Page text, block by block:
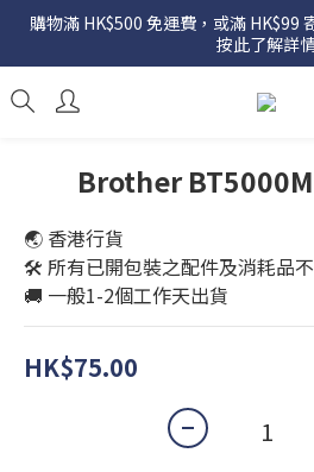
購物滿 HK$500 免運費，或滿 HK$99
按此了解詳
Brother
🌏 香港行貨
🛠️ 所有已開包裝之配件及消耗品
🚚 一般1-2個工作天出貨
HK$75.00